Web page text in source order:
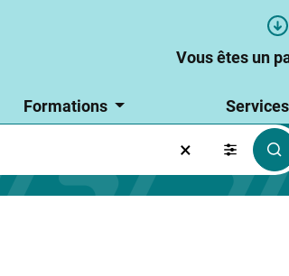
un
êtes
?
Vous êtes un
Formations Services